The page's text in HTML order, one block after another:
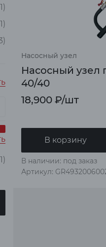
Насосный узел
Насосный узел
40/40
18,900 ₽/шт
В корзину
В наличии: под заказ
Артикул: